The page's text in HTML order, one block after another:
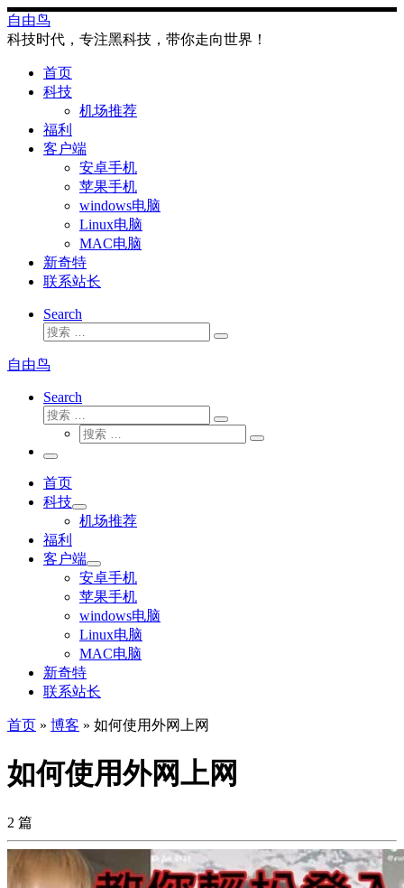
Skip
to
content
自由鸟
科技时代，专注黑科技，带你走向世界！
首页
科技
机场推荐
福利
客户端
安卓手机
苹果手机
windows电脑
Linux电脑
MAC电脑
新奇特
联系站长
Search
搜
搜
自由鸟
Search
搜
搜
索
搜
搜
主
菜
单
首页
科技
机场推荐
福利
客户端
安卓手机
苹果手机
windows电脑
Linux电脑
MAC电脑
新奇特
联系站长
首页 » 博客 » 如何使用外网上网
如何使用外网上网
2 篇